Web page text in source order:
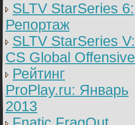
SLTV StarSeries 6:
Репортаж
SLTV StarSeries V:
CS Global Offensive
Рейтинг
ProPlay.ru: Январь
2013